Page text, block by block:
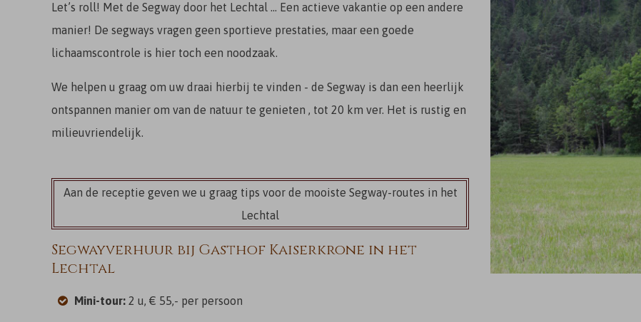
Let’s roll! Met de Segway door het Lechtal ... Een actieve vakantie op een andere
manier! De segways vragen geen sportieve prestaties, maar een goede
lichaamscontrole is hier toch een noodzaak.
We helpen u graag om uw draai hierbij te vinden - de Segway is dan een heerlijk
ontspannen manier om van de natuur te genieten , tot 20 km ver. Het is rustig en
milieuvriendelijk.
Aan de receptie geven we u graag tips voor de mooiste Segway-routes in het
Lechtal
Segwayverhuur bij Gasthof Kaiserkrone in het
Lechtal
Mini-tour: 2 u, € 55,- per persoon